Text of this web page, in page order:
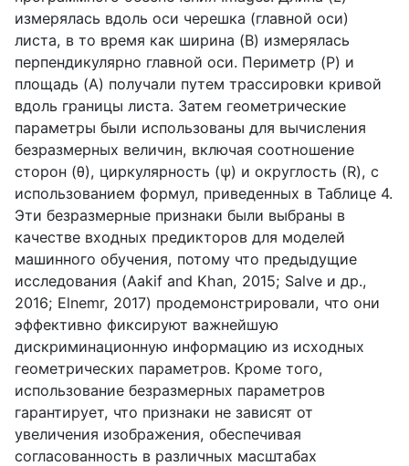
измерялась вдоль оси черешка (главной оси)
листа, в то время как ширина (B) измерялась
перпендикулярно главной оси. Периметр (P) и
площадь (A) получали путем трассировки кривой
вдоль границы листа. Затем геометрические
параметры были использованы для вычисления
безразмерных величин, включая соотношение
сторон (θ), циркулярность (ψ) и округлость (R), с
использованием формул, приведенных в Таблице 4.
Эти безразмерные признаки были выбраны в
качестве входных предикторов для моделей
машинного обучения, потому что предыдущие
исследования (Aakif and Khan, 2015; Salve и др.,
2016; Elnemr, 2017) продемонстрировали, что они
эффективно фиксируют важнейшую
дискриминационную информацию из исходных
геометрических параметров. Кроме того,
использование безразмерных параметров
гарантирует, что признаки не зависят от
увеличения изображения, обеспечивая
согласованность в различных масштабах